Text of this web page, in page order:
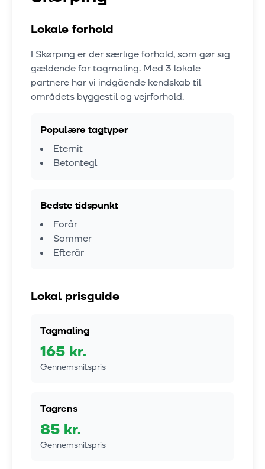
Lokale forhold
I Skørping er der særlige forhold, som gør sig
gældende for tagmaling. Med 3 lokale
partnere har vi indgående kendskab til
områdets byggestil og vejrforhold.
Populære tagtyper
Eternit
Betontegl
Bedste tidspunkt
Forår
Sommer
Efterår
Lokal prisguide
Tagmaling
165 kr.
Gennemsnitspris
Tagrens
85 kr.
Gennemsnitspris